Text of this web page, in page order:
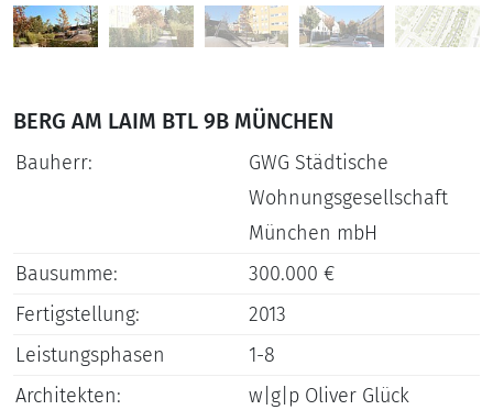
BERG AM LAIM BTL 9B MÜNCHEN
Bauherr:
GWG Städtische
Wohnungsgesellschaft
München mbH
Bausumme:
300.000 €
Fertigstellung:
2013
Leistungsphasen
1-8
Architekten:
w|g|p Oliver Glück